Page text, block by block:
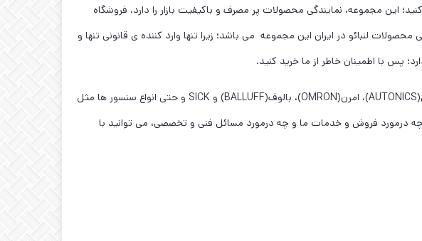
این مجموعه، نمایندگی محصولات پر مصرف و باکیفیت بازار را دارد. فروشگاه
لنبائو در ایران این مجموعه می باشد؛ زیرا تنها وارد کننده ی قانونی تنها و
نکته ی مهم تر این است ،که شما در این فروشگاه میتوانید محصولات تخصصی تری را همچون محصولات آتونیکس(AUTONICS)، امرن(OMRON)، بالوف(BALLUFF) و SICK و حتی انواع سنسور ها مثل
چه درمورد فروش و خدمات ما و چه درمورد مسائل فنی و تخصصی، می توانید با